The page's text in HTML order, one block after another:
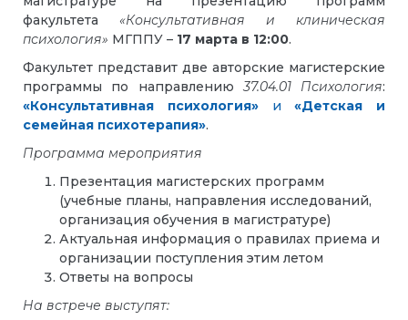
факультета «Консультативная и клиническая
психология» МГППУ – 17 марта в 12:00.
Факультет представит две авторские магистерские
программы по направлению 37.04.01 Психология:
«Консультативная психология»и«Детская и
семейная психотерапия».
Программа мероприятия
Презентация магистерских программ
(учебные планы, направления исследований,
организация обучения в магистратуре)
Актуальная информация о правилах приема и
организации поступления этим летом
Ответы на вопросы
На встрече выступят: